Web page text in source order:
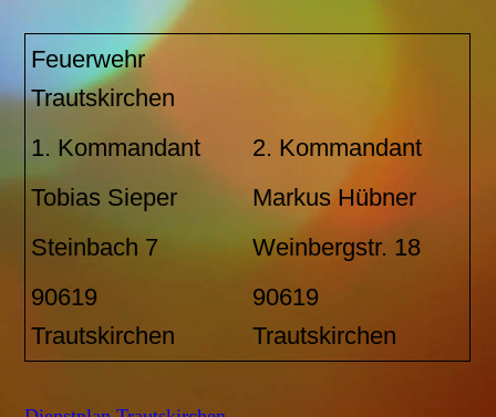
Feuerwehr
Trautskirchen
1. Kommandant
2. Kommandant
Tobias Sieper
Markus Hübner
Steinbach 7
Weinbergstr. 18
90619
Trautskirchen
90619
Trautskirchen